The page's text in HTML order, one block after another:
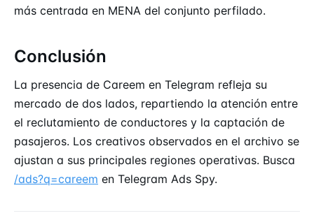
más centrada en MENA del conjunto perfilado.
Conclusión
La presencia de Careem en Telegram refleja su
mercado de dos lados, repartiendo la atención entre
el reclutamiento de conductores y la captación de
pasajeros. Los creativos observados en el archivo se
ajustan a sus principales regiones operativas. Busca
/ads?q=careem en Telegram Ads Spy.